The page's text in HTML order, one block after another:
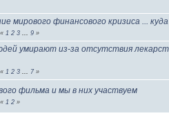
мирового финансового кризиса ...
« 1 2 3 9 »
умирают из-за отсутствия
« 1 2 3 7»
фильма и мы в них участвуем
« 1 2 »